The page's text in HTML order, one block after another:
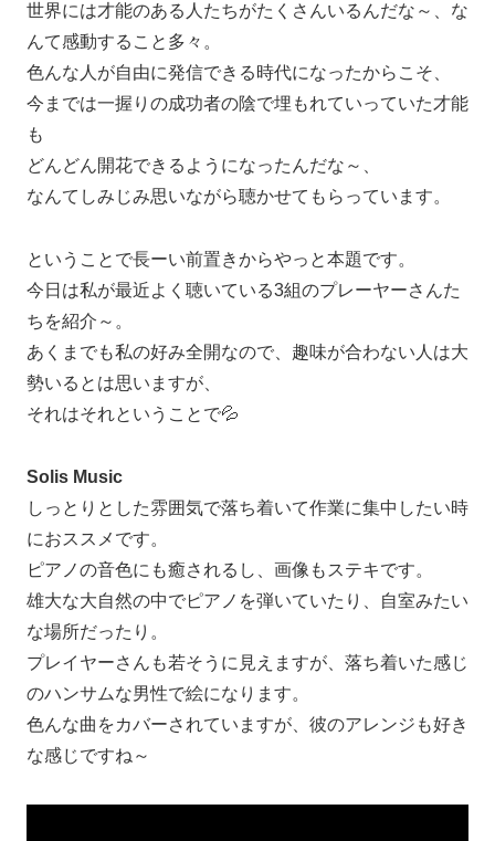
世界には才能のある人たちがたくさんいるんだな～、な
んて感動すること多々。
色んな人が自由に発信できる時代になったからこそ、
今までは一握りの成功者の陰で埋もれていっていた才能
も
どんどん開花できるようになったんだな～、
なんてしみじみ思いながら聴かせてもらっています。
ということで長ーい前置きからやっと本題です。
今日は私が最近よく聴いている3組のプレーヤーさんた
ちを紹介～。
あくまでも私の好み全開なので、趣味が合わない人は大
勢いるとは思いますが、
それはそれということで💦
Solis Music
しっとりとした雰囲気で落ち着いて作業に集中したい時
におススメです。
ピアノの音色にも癒されるし、画像もステキです。
雄大な大自然の中でピアノを弾いていたり、自室みたい
な場所だったり。
プレイヤーさんも若そうに見えますが、落ち着いた感じ
のハンサムな男性で絵になります。
色んな曲をカバーされていますが、彼のアレンジも好き
な感じですね～